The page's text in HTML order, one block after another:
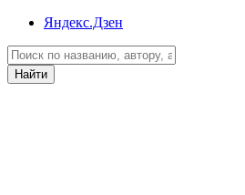
Яндекс.Дзен
Найти